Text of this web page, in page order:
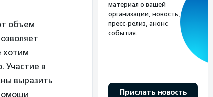
объем
хотим
Участие в
выразить
материал о вашей
организации, новость,
пресс-релиз, анонс
события.
Прислать новость